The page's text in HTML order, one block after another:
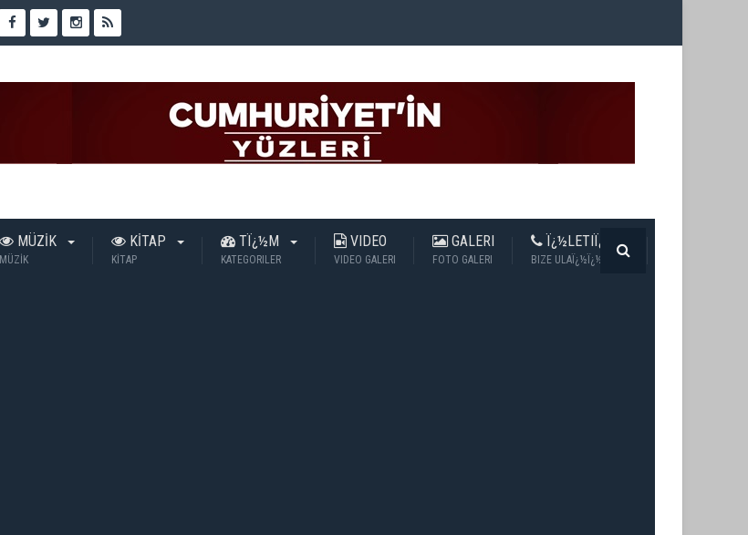
MÜZİK
MÜZİK
KİTAP
KİTAP
TÏ¿½M
KATEGORILER
VIDEO
VIDEO GALERI
GALERI
FOTO GALERI
Ï¿½LETIÏ¿½IM
BIZE ULAÏ¿½Ï¿½N